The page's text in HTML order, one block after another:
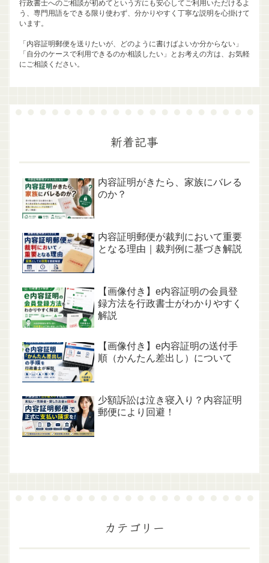
行政書士へのご相談が初めてという方にも安心してご利用いただけるよ
う、専門用語をできる限り使わず、分かりやすく丁寧な説明を心掛けて
います。
「内容証明郵便を送りたいが、どのように書けばよいか分からない」
「自分のケースで利用できるのか相談したい」とお考えの方は、お気軽
にご相談ください。
新着記事
内容証明がきたら、家族にバレる
のか？
内容証明郵便が裁判において重要
となる理由｜裁判例に基づき解説
【画像付き】e内容証明の会員登
録方法を行政書士がわかりやすく
解説
【画像付き】e内容証明の送付手
順（かんたん差出し）について
少額訴訟は泣き寝入り？内容証明
郵便により回避！
カテゴリー